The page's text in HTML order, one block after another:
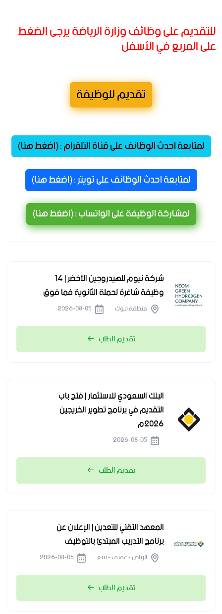
للتقديم على وظائف وزارة الرياضة يرجى الضغط
على المربع في الأسفل
تقديم للوظيفة
لمتابعة احدث الوظائف على قناة التلقرام : (اضغط هنا)
لمتابعة احدث الوظائف على تويتر : (اضغط هنا)
لمشاركة الوظيفة على الواتساب : (اضغط هنا)
شركة نيوم للهيدروجين الأخضر | 14
وظيفة شاغرة لحملة الثانوية فما فوق
منطقة تبوك
تقديم الطلب
البنك السعودي للاستثمار | فتح باب
التقديم في برنامج تطوير الخريجين
2026م
تقديم الطلب
المعهد التقني للتعدين | الإعلان عن
برنامج التدريب المبتدئ بالتوظيف
الرياض - عفيف - ينبع
تقديم الطلب